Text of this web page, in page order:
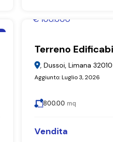
€ 100.000
Terreno
, Dussoi, Limana
Aggiunto:Luglio 3, 2026
800.00 mq
Vendita